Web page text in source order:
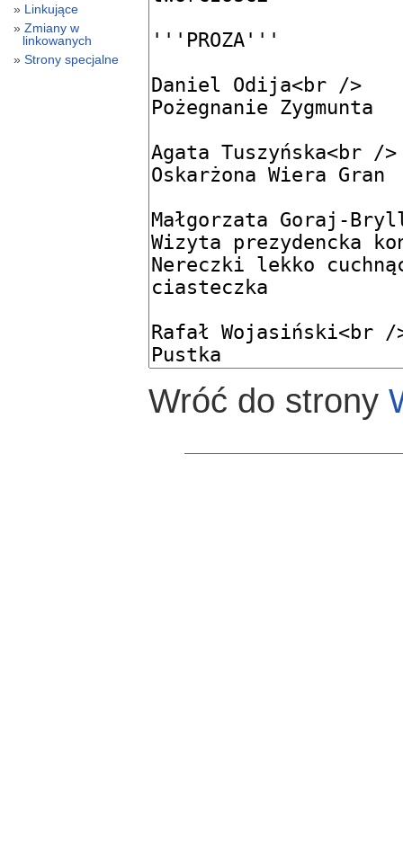
Wróć do strony
Linkujące
Zmiany w
linkowanych
Strony specjalne